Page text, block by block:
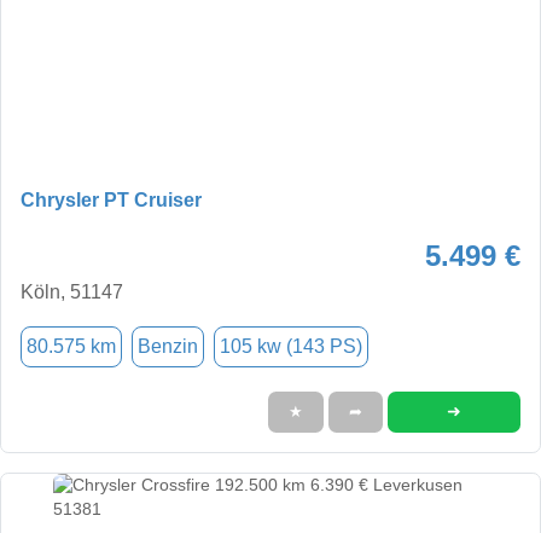
Chrysler PT Cruiser
5.499 €
Köln, 51147
80.575 km Benzin 105 kw (143 PS)
★ ➦ ➜